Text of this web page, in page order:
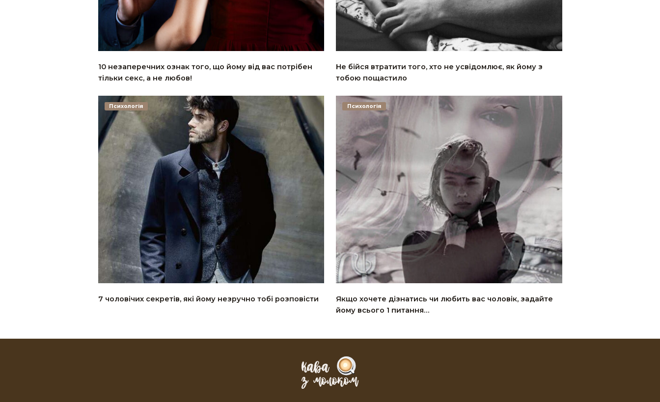
10 незаперечних ознак того, що йому від вас потрібен
тільки ceкс, а не любов!
Не бійся втратити того, хто не усвідомлює, як йому з
тобою пощастило
7 чоловічих секретів, які йому незручно тобі розповісти
Психологія
Якщо хочете дізнатись чи любить вас чоловік, задайте
йому всього 1 питання…
Психологія